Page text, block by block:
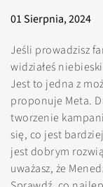
01 Sierpnia, 2024
Jeśli prowadzisz
widziałeś
Jest to jedna z
proponuje Meta.
tworzenie
się, co jest
jest dobrym
uważasz, że